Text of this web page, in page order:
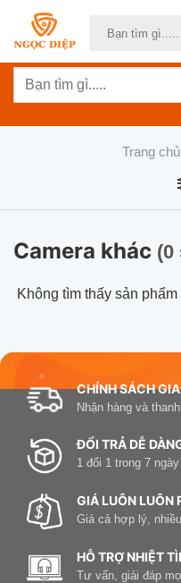
dung
Tìm
Trang chủ
Camera khác (0
Không tìm thấy sản
CHÍNH SÁCH
Nhận hàng và
ĐỔI TRẢ DỄ
1 đổi 1 trong 7 ngày
GIÁ LUÔN LUÔN
Giá cả hợp lý,
HỖ TRỢ NHIỆT
Tư vấn, giải đáp